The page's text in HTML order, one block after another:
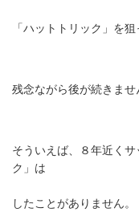
「ハットトリック」を
残念ながら後が続きませ
そういえば、８年近く
ク」は
したことがありません。